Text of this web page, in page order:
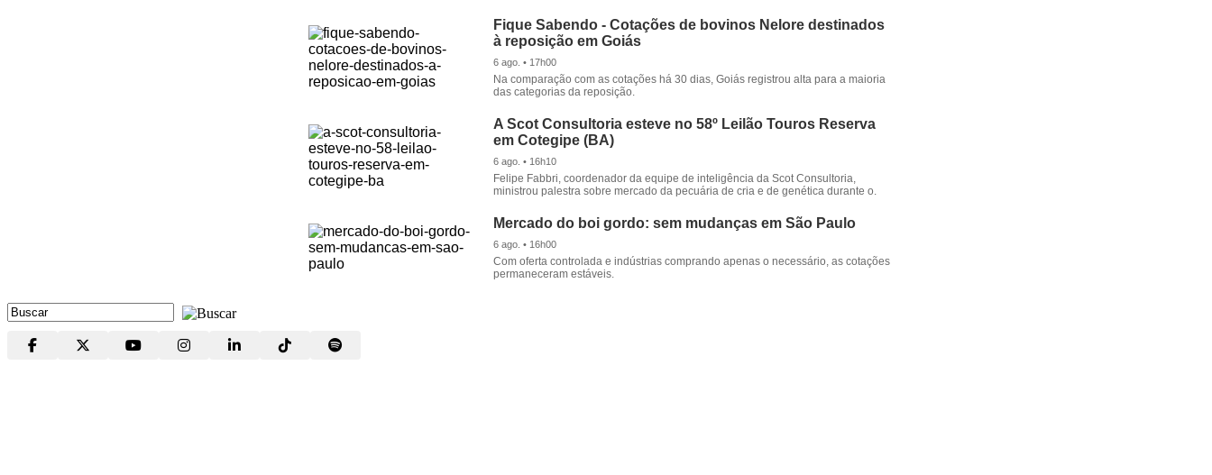
Fique Sabendo - Cotações de bovinos Nelore destinados
à reposição em Goiás
6 ago. • 17h00
Na comparação com as cotações há 30 dias, Goiás registrou alta para a maioria
das categorias da reposição.
A Scot Consultoria esteve no 58º Leilão Touros Reserva
em Cotegipe (BA)
6 ago. • 16h10
Felipe Fabbri, coordenador da equipe de inteligência da Scot Consultoria,
ministrou palestra sobre mercado da pecuária de cria e de genética durante o.
Mercado do boi gordo: sem mudanças em São Paulo
6 ago. • 16h00
Com oferta controlada e indústrias comprando apenas o necessário, as cotações
permaneceram estáveis.